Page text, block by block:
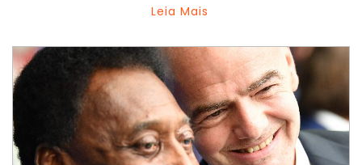
Leia Mais